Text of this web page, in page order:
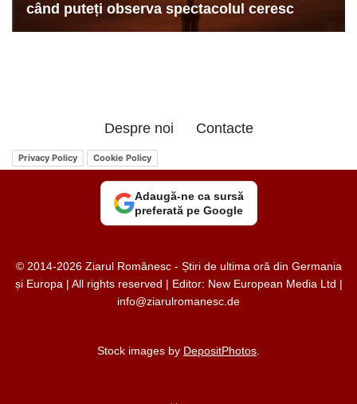
Despre noi Contacte
Privacy Policy Cookie Policy
Adaugă-ne ca sursă
preferată pe Google
© 2014-2026 Ziarul Românesc - Știri de ultima oră din Germania
și Europa | All rights reserved | Editor: New European Media Ltd |
info@ziarulromanesc.de
Stock images by DepositPhotos.